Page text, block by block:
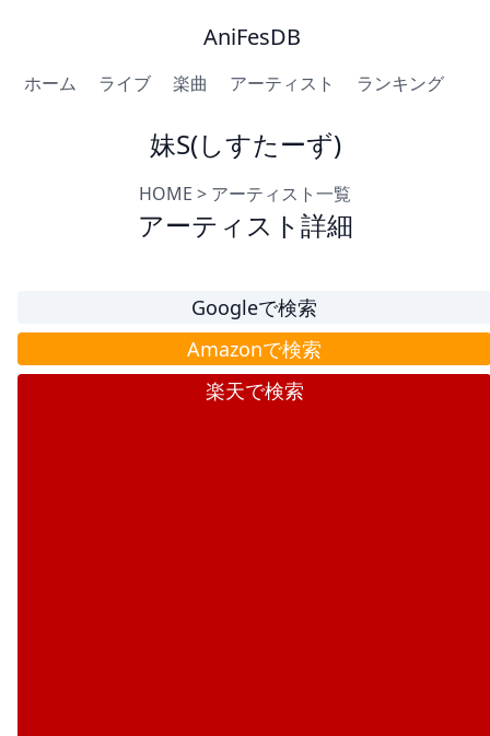
AniFesDB
ホーム ライブ 楽曲 アーティスト ランキング
妹S(しすたーず)
HOME > アーティスト一覧
アーティスト詳細
Googleで検索
Amazonで検索
楽天で検索